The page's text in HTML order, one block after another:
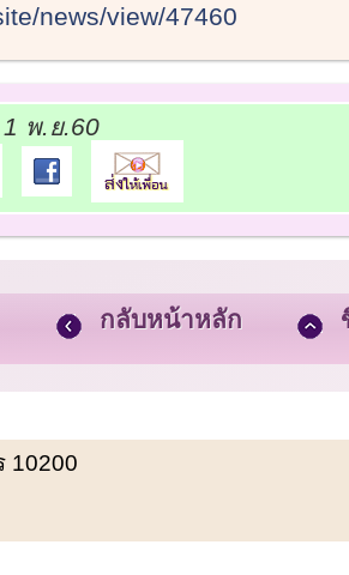
news/view/47460
พ.ย.60
กลับหน้าหลัก
10200